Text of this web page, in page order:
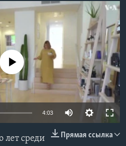
currently available
4:03
Прямая ссылка
лет среди